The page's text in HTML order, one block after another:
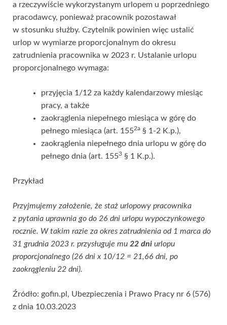
a rzeczywiście wykorzystanym urlopem u poprzedniego
pracodawcy, ponieważ pracownik pozostawał
w stosunku służby. Czytelnik powinien więc ustalić
urlop w wymiarze proporcjonalnym do okresu
zatrudnienia pracownika w 2023 r. Ustalanie urlopu
proporcjonalnego wymaga:
przyjęcia 1/12 za każdy kalendarzowy miesiąc
pracy, a także
zaokrąglenia niepełnego miesiąca w górę do
pełnego miesiąca (art. 1552a § 1-2 K.p.),
zaokrąglenia niepełnego dnia urlopu w górę do
pełnego dnia (art. 1553 § 1 K.p.).
Przykład
Przyjmujemy założenie, że staż urlopowy pracownika
z pytania uprawnia go do 26 dni urlopu wypoczynkowego
rocznie. W takim razie za okres zatrudnienia od 1 marca do
31 grudnia 2023 r. przysługuje mu 22 dni urlopu
proporcjonalnego (26 dni x 10/12 = 21,66 dni, po
zaokrągleniu 22 dni).
Źródło: gofin.pl, Ubezpieczenia i Prawo Pracy nr 6 (576)
z dnia 10.03.2023